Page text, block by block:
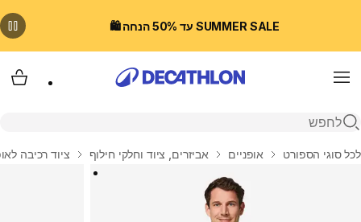
SUMMER SALE עד 50% הנחה 🛍️
Menu
פתיחת חיפוש
בית
לכל סוגי הספורט אופניים אביזרים, ציוד וחלקי חילוף ציוד רכיבה